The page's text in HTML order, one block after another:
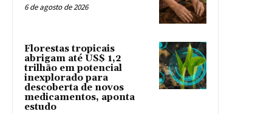
6 de agosto de 2026
Florestas tropicais
abrigam até US$ 1,2
trilhão em potencial
inexplorado para
descoberta de novos
medicamentos, aponta
estudo